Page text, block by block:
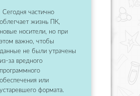
Сегодня частично
облегчает жизнь ПК,
новые носители, но при
этом важно, чтобы
данные не были утрачены
из-за вредного
программного
обеспечения или
устаревшего формата.